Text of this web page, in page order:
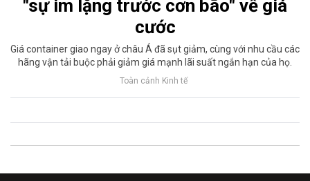
"sự im lặng trước cơn bão" về giá
cước
Giá container giao ngay ở châu Á đã sụt giảm, cùng với nhu cầu các
hãng vận tải buộc phải giảm giá mạnh lãi suất ngắn hạn của họ.
Toàn cảnh Kinh tế